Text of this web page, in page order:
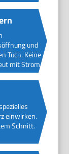
und
Tuch. Keine
mit Strom.
einwirken.
Schnitt.